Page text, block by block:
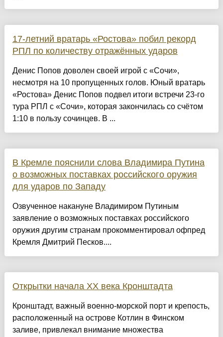
17-летний вратарь «Ростова» побил рекорд
РПЛ по количеству отражённых ударов
Денис Попов доволен своей игрой с «Сочи»,
несмотря на 10 пропущенных голов. Юный вратарь
«Ростова» Денис Попов подвел итоги встречи 23-го
тура РПЛ с «Сочи», которая закончилась со счётом
1:10 в пользу сочинцев. В ...
В Кремле пояснили слова Владимира Путина
о возможных поставках российского оружия
для ударов по Западу
Озвученное накануне Владимиром Путиным
заявление о возможных поставках российского
оружия другим странам прокомментировал офпред
Кремля Дмитрий Песков....
Открытки начала XX века Кронштадта
Кронштадт, важный военно-морской порт и крепость,
расположенный на острове Котлин в Финском
заливе, привлекал внимание множества